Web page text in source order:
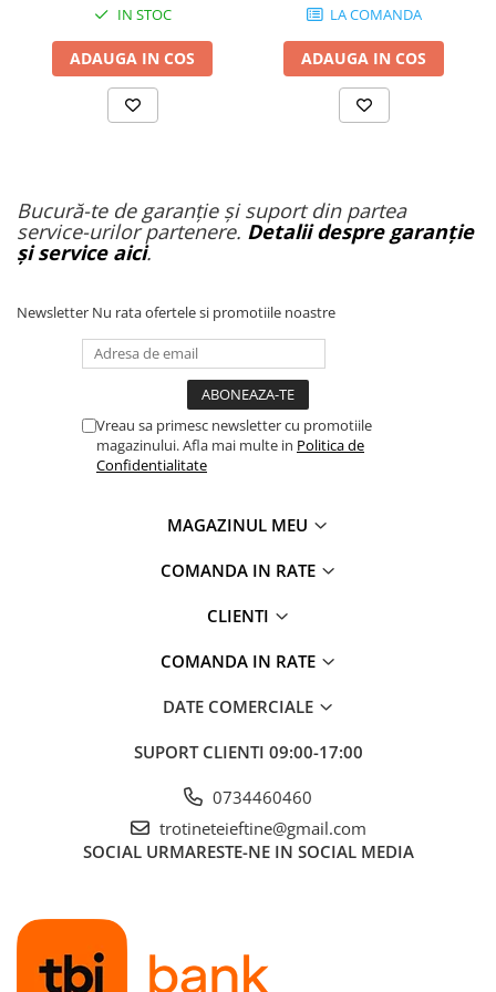
Adezivi & pastă termoconductoare
Rulouri de nichel
Tuburi termocontractabile
IN STOC
ADAUGA IN COS
LA COMANDA
ADAUGA IN COS
Bucură-te de garanție și suport din partea
service-urilor partenere. Detalii despre garanție
și service aici.
Newsletter Nu rata ofertele si promotiile noastre
Vreau sa primesc newsletter cu promotiile
magazinului. Afla mai multe in Politica de
Confidentialitate
MAGAZINUL MEU
COMANDA IN RATE
CLIENTI
COMANDA IN RATE
DATE COMERCIALE
SUPORT CLIENTI 09:00-17:00
0734460460
trotineteieftine@gmail.com
SOCIAL URMARESTE-NE IN SOCIAL MEDIA